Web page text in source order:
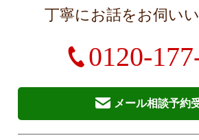
丁寧にお話をお伺い
0120-
メール相談予約